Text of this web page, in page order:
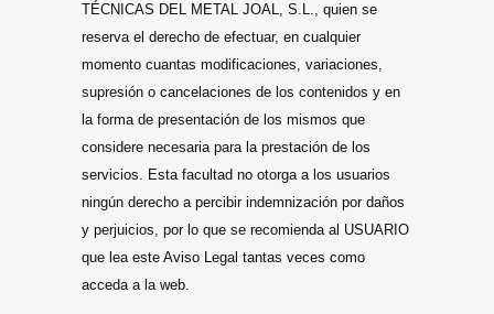
TÉCNICAS DEL METAL JOAL, S.L., quien se
reserva el derecho de efectuar, en cualquier
momento cuantas modificaciones, variaciones,
supresión o cancelaciones de los contenidos y en
la forma de presentación de los mismos que
considere necesaria para la prestación de los
servicios. Esta facultad no otorga a los usuarios
ningún derecho a percibir indemnización por daños
y perjuicios, por lo que se recomienda al USUARIO
que lea este Aviso Legal tantas veces como
acceda a la web.